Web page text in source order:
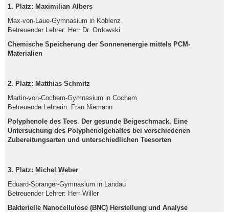
1. Platz: Maximilian Albers
Max-von-Laue-Gymnasium in Koblenz
Betreuender Lehrer: Herr Dr. Ordowski
Chemische Speicherung der Sonnenenergie mittels PCM-
Materialien
2. Platz: Matthias Schmitz
Martin-von-Cochem-Gymnasium in Cochem
Betreuende Lehrerin: Frau Niemann
Polyphenole des Tees. Der gesunde Beigeschmack. Eine
Untersuchung des Polyphenolgehaltes bei verschiedenen
Zubereitungsarten und unterschiedlichen Teesorten
3. Platz: Michel Weber
Eduard-Spranger-Gymnasium in Landau
Betreuender Lehrer: Herr Willer
Bakterielle Nanocellulose (BNC) Herstellung und Analyse